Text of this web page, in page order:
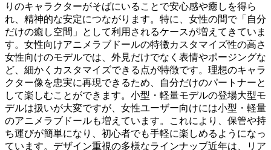
りのキャラクターがそばにいることで安心感や癒しを得ら
れ、精神的な安定につながります。特に、女性の間で「自分
だけの癒し空間」として利用されるケースが増えてきていま
す。女性向けアニメラブドールの特徴カスタマイズ性の高さ
女性向けのモデルでは、外見だけでなく表情やポージングな
ど、細かくカスタマイズできる点が特徴です。理想のキャラ
クター像を忠実に再現できるため、自分だけのパートナーと
して楽しむことができます。小型・軽量モデルの登場大型モ
デルは扱いが大変ですが、女性ユーザー向けには小型・軽量
のアニメラブドールも増えています。これにより、保管や持
ち運びが簡単になり、初心者でも手軽に楽しめるようになっ
ています。デザイン重視の多様なラインナップ近年は、リア